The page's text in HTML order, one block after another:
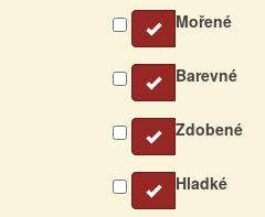
Mořené
Barevné
Zdobené
Hladké